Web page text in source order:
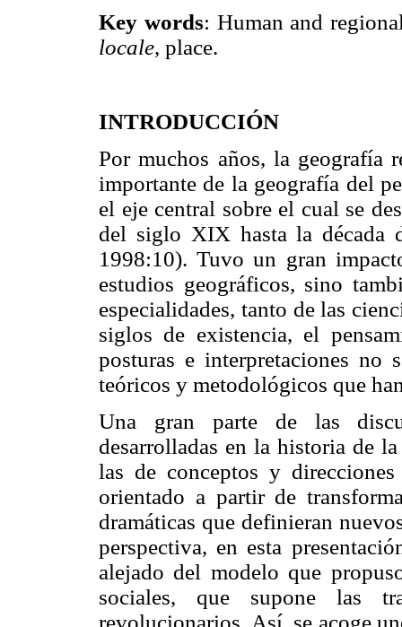
Key words: Human and
locale, place.
INTRODUCCIÓN
Por muchos años, la geografía
importante de la geografía del
el eje central sobre el cual se
del siglo XIX hasta la década
1998:10). Tuvo un gran
estudios geográficos, sino
especialidades, tanto de las
siglos de existencia, el
posturas e interpretaciones no
teóricos y metodológicos que
Una gran parte de las
desarrolladas en la historia de
las de conceptos y
orientado a partir de
dramáticas que definieran
perspectiva, en esta
alejado del modelo que
sociales, que supone las
revolucionarios. Así, se acoge